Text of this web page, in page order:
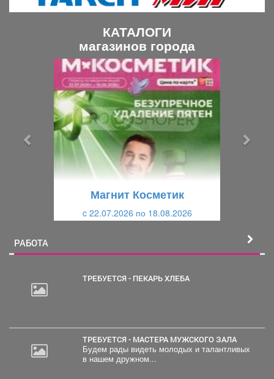
КАТАЛОГИ
магазинов города
Магнит Косметик
c 22.07.2026 по 18.08.2026
РАБОТА
ТРЕБУЕТСЯ - ПЕКАРЬ ХЛЕБА
ТРЕБУЕТСЯ - МАСТЕРА МУЖСКОГО ЗАЛА
Будем рады видеть молодых и талантливых
в нашем дружном...